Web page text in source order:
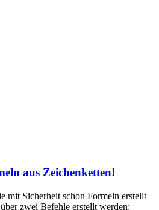
aus Zeichenketten!
mit Sicherheit schon Formeln erstellt
zwei Befehle erstellt werden: